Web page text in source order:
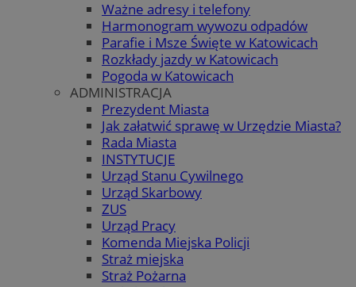
Ważne adresy i telefony
Harmonogram wywozu odpadów
Parafie i Msze Święte w Katowicach
Rozkłady jazdy w Katowicach
Pogoda w Katowicach
ADMINISTRACJA
Prezydent Miasta
Jak załatwić sprawę w Urzędzie Miasta?
Rada Miasta
INSTYTUCJE
Urząd Stanu Cywilnego
Urząd Skarbowy
ZUS
Urząd Pracy
Komenda Miejska Policji
Straż miejska
Straż Pożarna